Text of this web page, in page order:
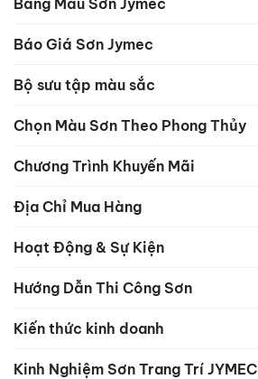
Báo Giá Sơn Jymec
Bộ sưu tập màu sắc
Chọn Màu Sơn Theo Phong Thủy
Chương Trình Khuyến Mãi
Địa Chỉ Mua Hàng
Hoạt Động & Sự Kiện
Hướng Dẫn Thi Công Sơn
Kiến thức kinh doanh
Kinh Nghiệm Sơn Trang Trí JYMEC